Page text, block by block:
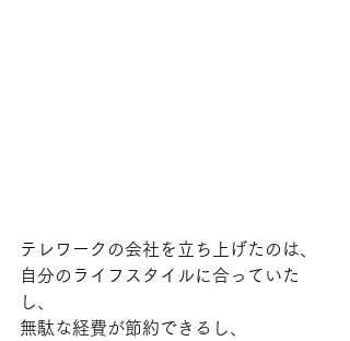
テレワークの会社を立ち上げたのは、
自分のライフスタイルに合っていた
し、
無駄な経費が節約できるし、